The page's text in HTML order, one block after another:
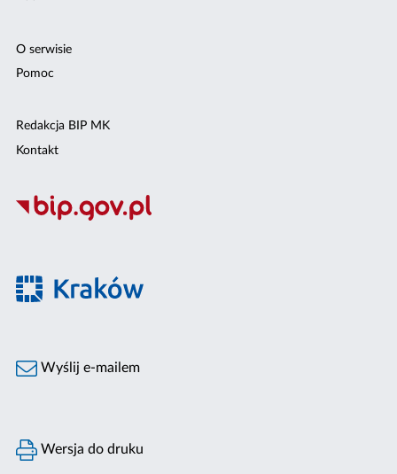
O serwisie
Pomoc
Redakcja BIP MK
Kontakt
Wyślij e-mailem
Wersja do druku